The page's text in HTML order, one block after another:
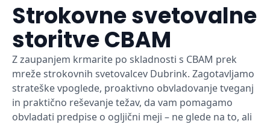
Strokovne svetovalne
storitve CBAM
Z zaupanjem krmarite po skladnosti s CBAM prek
mreže strokovnih svetovalcev Dubrink. Zagotavljamo
strateške vpoglede, proaktivno obvladovanje tveganj
in praktično reševanje težav, da vam pomagamo
obvladati predpise o ogljični meji – ne glede na to, ali